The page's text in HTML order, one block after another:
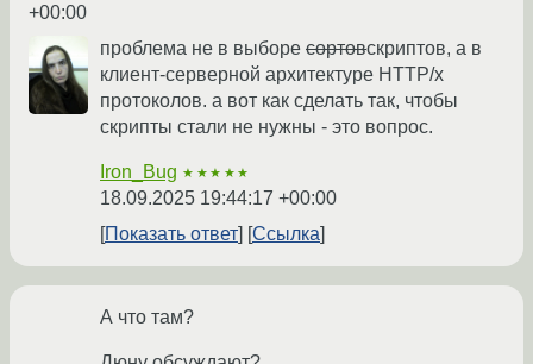
+00:00
проблема не в выборе сортовскриптов, а в
клиент-серверной архитектуре HTTP/x
протоколов. а вот как сделать так, чтобы
скрипты стали не нужны - это вопрос.
Iron_Bug ★★★★★
18.09.2025 19:44:17 +00:00
Показать ответ
Ссылка
А что там?